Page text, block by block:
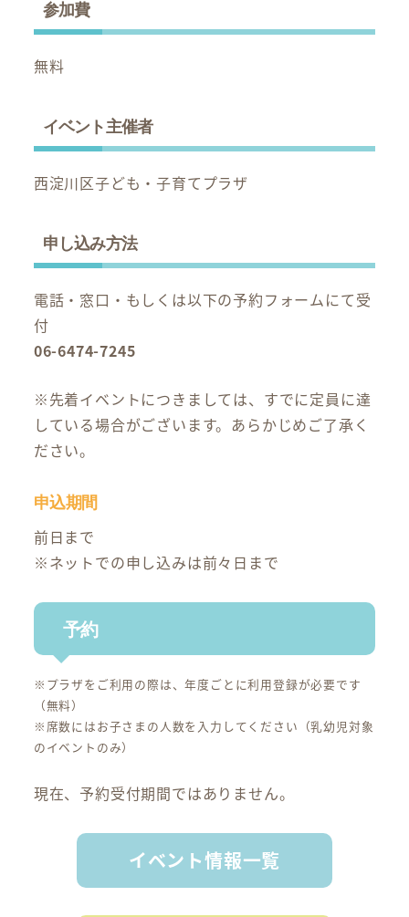
参加費
無料
イベント主催者
西淀川区子ども・子育てプラザ
申し込み方法
電話・窓口・もしくは以下の予約フォームにて受
付
06-6474-7245
※先着イベントにつきましては、すでに定員に達
している場合がございます。あらかじめご了承く
ださい。
申込期間
前日まで
※ネットでの申し込みは前々日まで
予約
※プラザをご利用の際は、年度ごとに利用登録が必要です
（無料）
※席数にはお子さまの人数を入力してください（乳幼児対象
のイベントのみ）
現在、予約受付期間ではありません。
イベント情報一覧